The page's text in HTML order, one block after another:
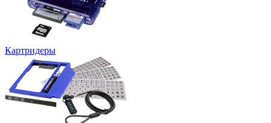
Картридеры